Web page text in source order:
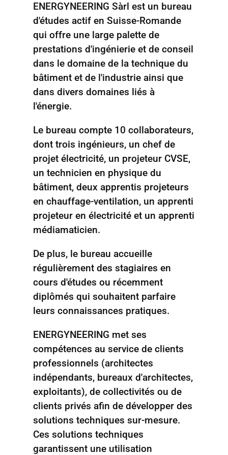
ENERGYNEERING Sàrl est un bureau
d'études actif en Suisse-Romande
qui offre une large palette de
prestations d'ingénierie et de conseil
dans le domaine de la technique du
bâtiment et de l'industrie ainsi que
dans divers domaines liés à
l'énergie.
Le bureau compte 10 collaborateurs,
dont trois ingénieurs, un chef de
projet électricité, un projeteur CVSE,
un technicien en physique du
bâtiment, deux apprentis projeteurs
en chauffage-ventilation, un apprenti
projeteur en électricité et un apprenti
médiamaticien.
De plus, le bureau accueille
régulièrement des stagiaires en
cours d'études ou récemment
diplômés qui souhaitent parfaire
leurs connaissances pratiques.
ENERGYNEERING met ses
compétences au service de clients
professionnels (architectes
indépendants, bureaux d'architectes,
exploitants), de collectivités ou de
clients privés afin de développer des
solutions techniques sur-mesure.
Ces solutions techniques
garantissent une utilisation